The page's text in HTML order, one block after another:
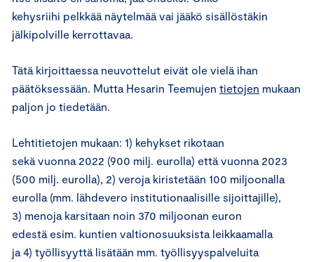
kehysriihi pelkkää näytelmää vai jääkö sisällöstäkin
jälkipolville kerrottavaa.
Tätä kirjoittaessa neuvottelut eivät ole vielä ihan
päätöksessään. Mutta Hesarin Teemujen tietojen mukaan
paljon jo tiedetään.
Lehtitietojen mukaan: 1) kehykset rikotaan
sekä vuonna 2022 (900 milj. eurolla) että vuonna 2023
(500 milj. eurolla), 2) veroja kiristetään 100 miljoonalla
eurolla (mm. lähdevero institutionaalisille sijoittajille),
3) menoja karsitaan noin 370 miljoonan euron
edestä esim. kuntien valtionosuuksista leikkaamalla
ja 4) työllisyyttä lisätään mm. työllisyyspalveluita